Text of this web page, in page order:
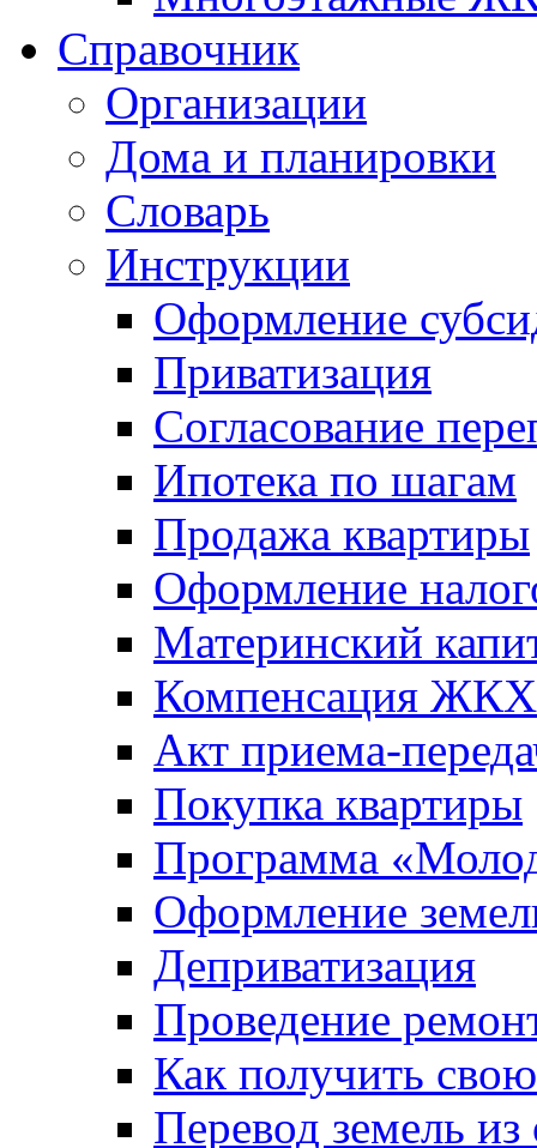
Справочник
Организации
Дома и планировки
Словарь
Инструкции
Оформление
Приватизация
Согласование
Ипотека по шагам
Продажа квартиры
Оформление
Материнский
Компенсация ЖКХ
Акт приема-
Покупка квартиры
Программа
Оформление
Деприватизация
Проведение
Как получить
Перевод земель